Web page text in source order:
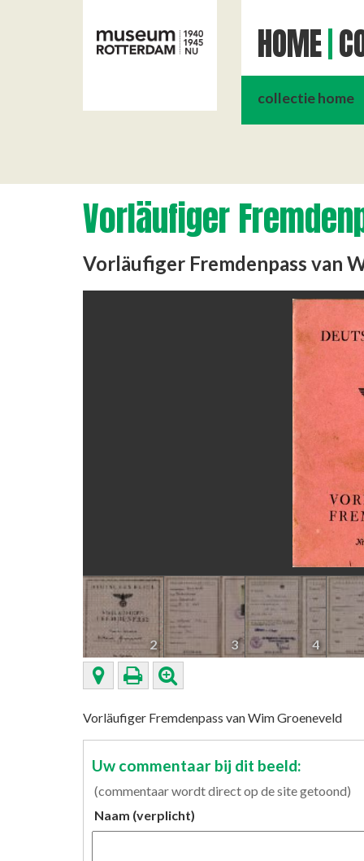
HOME
collectie home
Vorläufiger
Vorläufiger Fremdenpass van
2 3 4
Vorläufiger Fremdenpass van Wim Groeneveld
Uw commentaar bij dit beeld:
(commentaar wordt direct op de site getoond)
Naam (verplicht)